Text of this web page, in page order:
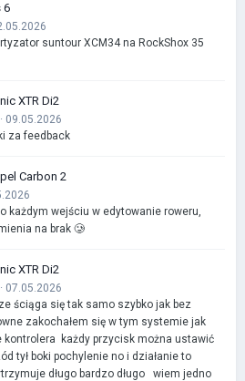
6
suntour XCM34 na RockShox 35
XTR Di2
· 09.05.2026
za feedback
Carbon 2
każdym wejściu w edytowanie roweru,
na brak 🥲
XTR Di2
· 07.05.2026
ściąga się tak samo szybko jak bez
zakochałem się w tym systemie jak
kontrolera każdy przycisk można ustawić
tył boki pochylenie no i działanie to
długo bardzo długo wiem jedno